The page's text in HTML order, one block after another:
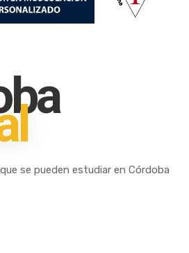
se pueden estudiar en Córdoba